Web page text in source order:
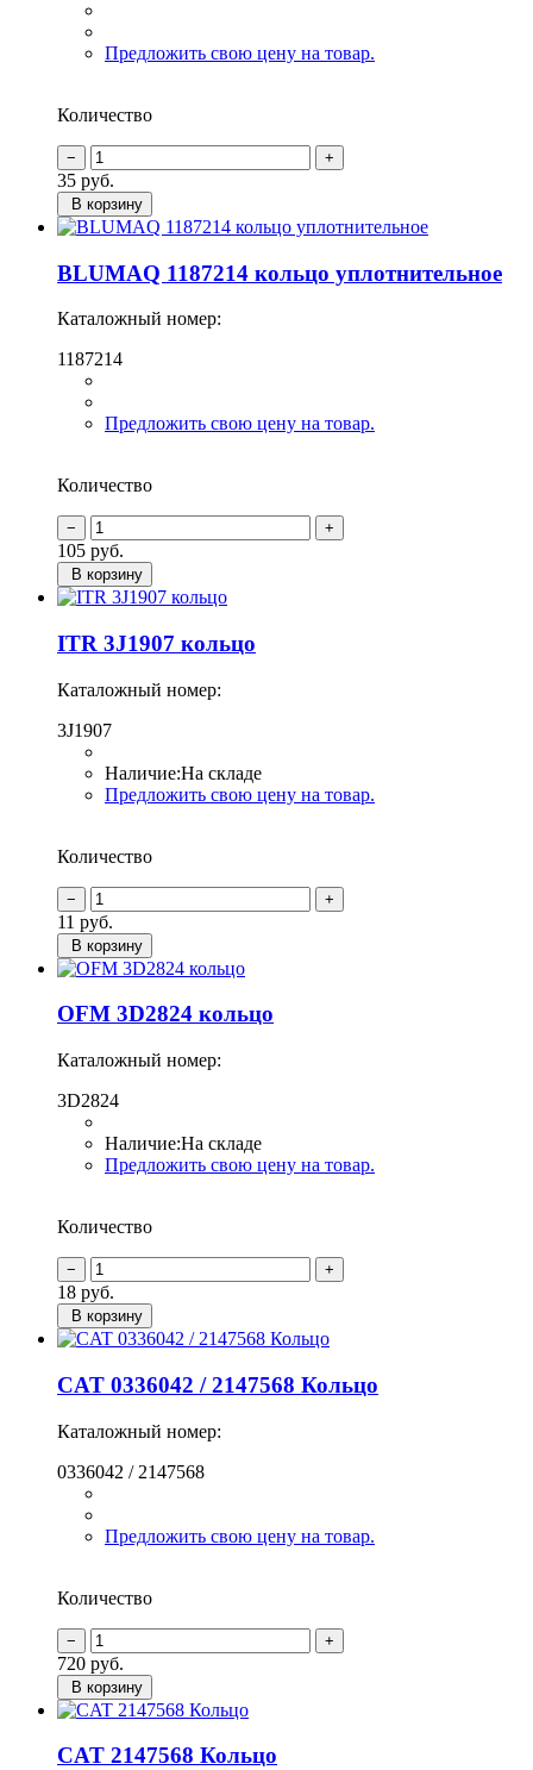
Предложить свою цену на товар.
Количество
35 руб.
В корзину
BLUMAQ 1187214 кольцо уплотнительное
Каталожный номер:
1187214
Предложить свою цену на товар.
Количество
105 руб.
В корзину
ITR 3J1907 кольцо
Каталожный номер:
3J1907
Наличие:На складе
Предложить свою цену на товар.
Количество
11 руб.
В корзину
OFM 3D2824 кольцо
Каталожный номер:
3D2824
Наличие:На складе
Предложить свою цену на товар.
Количество
18 руб.
В корзину
CAT 0336042 / 2147568 Кольцо
Каталожный номер:
0336042 / 2147568
Предложить свою цену на товар.
Количество
720 руб.
В корзину
CAT 2147568 Кольцо